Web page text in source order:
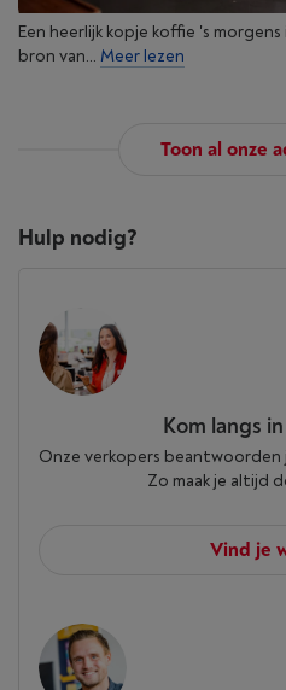
Een heerlijk kopje koffie 's
bron van... Meer lezen
Toon al onze
Hulp nodig?
Kom langs
Onze verkopers beantwoorden
Zo maak je altijd
Vind je